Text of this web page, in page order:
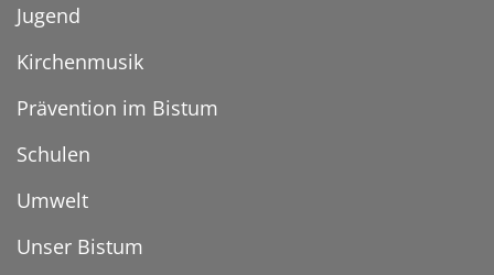
Jugend
Kirchenmusik
Prävention im Bistum
Schulen
Umwelt
Unser Bistum